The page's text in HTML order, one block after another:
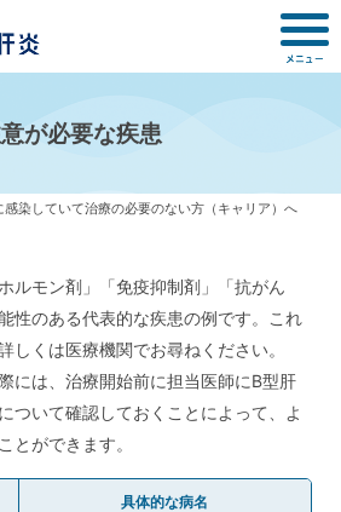
が必要な疾患
感染していて治療の必要のない方（キャリア）へ
ルモン剤」「免疫抑制剤」「抗がん
性のある代表的な疾患の例です。これ
しくは医療機関でお尋ねください。
には、治療開始前に担当医師にB型肝
ついて確認しておくことによって、よ
とができます。
具体的な病名